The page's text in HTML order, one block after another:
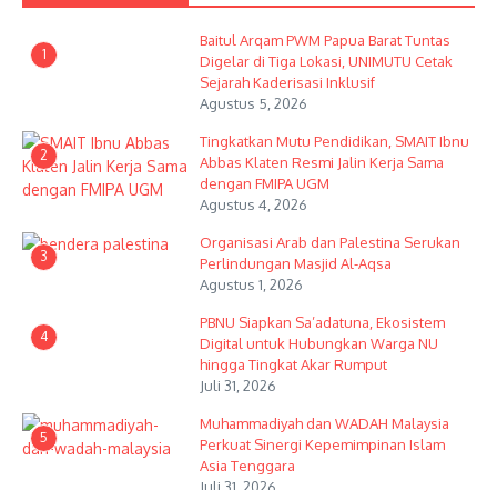
1
Baitul Arqam PWM Papua Barat Tuntas
Digelar di Tiga Lokasi, UNIMUTU Cetak
Sejarah Kaderisasi Inklusif
Agustus 5, 2026
2
Tingkatkan Mutu Pendidikan, SMAIT Ibnu
Abbas Klaten Resmi Jalin Kerja Sama
dengan FMIPA UGM
Agustus 4, 2026
3
Organisasi Arab dan Palestina Serukan
Perlindungan Masjid Al-Aqsa
Agustus 1, 2026
4
PBNU Siapkan Sa’adatuna, Ekosistem
Digital untuk Hubungkan Warga NU
hingga Tingkat Akar Rumput
Juli 31, 2026
5
Muhammadiyah dan WADAH Malaysia
Perkuat Sinergi Kepemimpinan Islam
Asia Tenggara